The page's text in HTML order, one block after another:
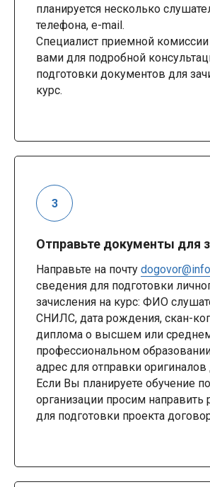
планируется несколько
телефона, e-mail.
Специалист приемной комиссии
вами для подробной
подготовки документов для
курс.
Отправьте документы для
Направьте на почту
сведения для подготовки
зачисления на курс: ФИО
СНИЛС, дата рождения, скан-
диплома о высшем или
профессиональном
адрес для отправки
Если Вы планируете обучение
организации просим направить
для подготовки проекта